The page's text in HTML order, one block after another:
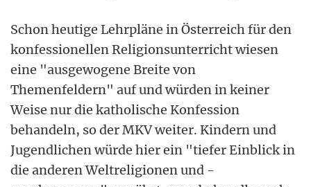
Schon heutige Lehrpläne in Österreich für den
konfessionellen Religionsunterricht wiesen
eine "ausgewogene Breite von
Themenfeldern" auf und würden in keiner
Weise nur die katholische Konfession
behandeln, so der MKV weiter. Kindern und
Jugendlichen würde hier ein "tiefer Einblick in
die anderen Weltreligionen und -